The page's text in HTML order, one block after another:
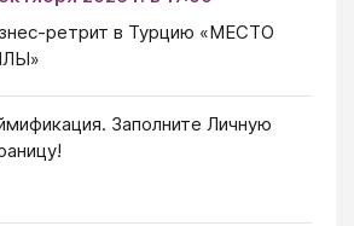
ретрит в Турцию «МЕСТО
Заполните Личную